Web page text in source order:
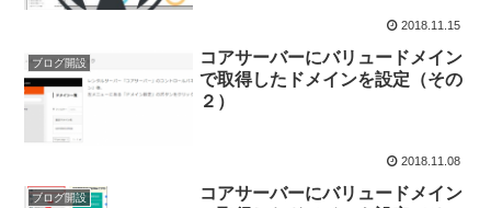
2018.11.15
ブログ開設
コアサーバーにバリュードメイン
で取得したドメインを設定（その
２）
2018.11.08
ブログ開設
コアサーバーにバリュードメイン